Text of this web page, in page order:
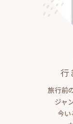
行
旅行前
ジャ
今